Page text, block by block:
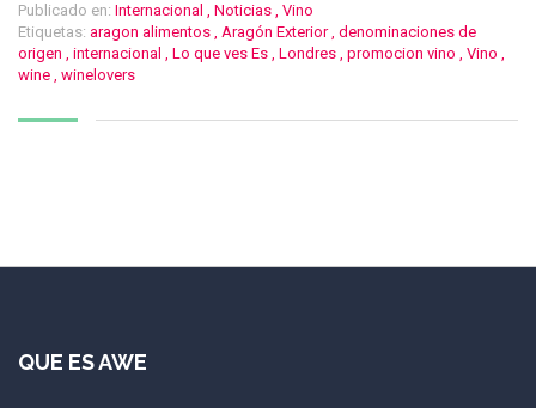
Publicado en: Internacional , Noticias , Vino
Etiquetas: aragon alimentos , Aragón Exterior, denominaciones de
origen , internacional , Lo que ves Es , Londres , promocion vino , Vino ,
wine , winelovers
QUE ES AWE